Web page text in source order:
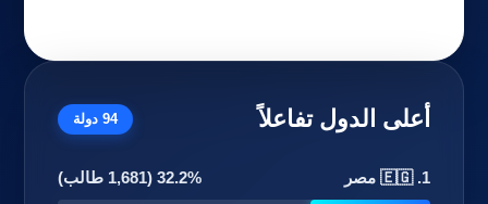
أعلى الدول تفاعلاً 94 دولة
1. 🇪🇬 مصر 32.2% (1,681 طالب)